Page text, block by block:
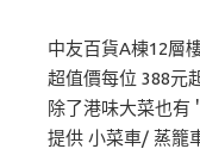
中友百貨A棟12層
超值價每位 388元
除了港味大菜也有
提供 小菜車/ 蒸籠